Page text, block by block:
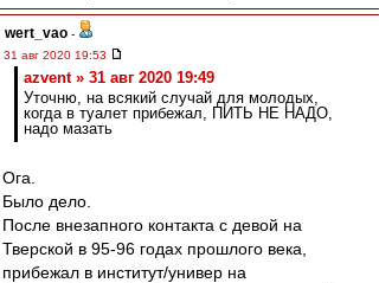
wert_vao -
31 авг 2020 19:53
azvent » 31 авг 2020 19:49
Уточню, на всякий случай для молодых,
когда в туалет прибежал, ПИТЬ НЕ НАДО,
надо мазать
Ога.
Было дело.
После внезапного контакта с девой на
Тверской в 95-96 годах прошлого века,
прибежал в институт/универ на